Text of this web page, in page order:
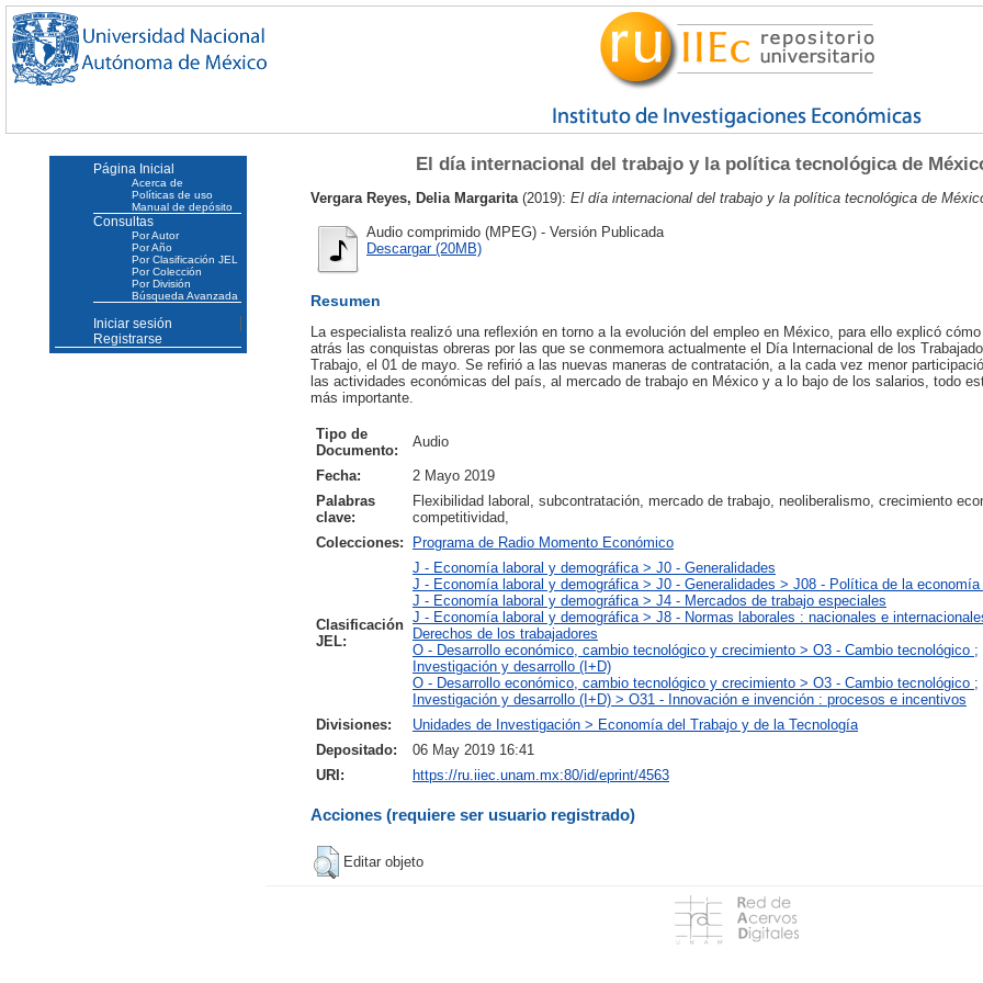
El día internacional del trabajo y la política tecnológica de
Vergara Reyes, Delia Margarita (2019): El día internacional del trabajo y la política tecnológica de
Audio comprimido (MPEG) - Versión Publicada
Descargar (20MB)
Resumen
La especialista realizó una reflexión en torno a la evolución del empleo en México, para ello explicó
atrás las conquistas obreras por las que se conmemora actualmente el Día Internacional de los
Trabajo, el 01 de mayo. Se refirió a las nuevas maneras de contratación, a la cada vez menor
las actividades económicas del país, al mercado de trabajo en México y a lo bajo de los salarios, todo
más importante.
Tipo de
Documento:
Audio
Fecha:
2 Mayo 2019
Palabras
clave:
Flexibilidad laboral, subcontratación, mercado de trabajo, neoliberalismo, crecimiento
competitividad,
Colecciones:
Programa de Radio Momento Económico
Clasificación
JEL:
J - Economía laboral y demográfica > J0 - Generalidades
J - Economía laboral y demográfica > J0 - Generalidades > J08 - Política de la economía
J - Economía laboral y demográfica > J4 - Mercados de trabajo especiales
J - Economía laboral y demográfica > J8 - Normas laborales : nacionales e
Derechos de los trabajadores
O - Desarrollo económico, cambio tecnológico y crecimiento > O3 - Cambio tecnológico ;
Investigación y desarrollo (I+D)
O - Desarrollo económico, cambio tecnológico y crecimiento > O3 - Cambio tecnológico ;
Investigación y desarrollo (I+D) > O31 - Innovación e invención : procesos e incentivos
Divisiones:
Unidades de Investigación > Economía del Trabajo y de la Tecnología
Depositado:
06 May 2019 16:41
URI:
https://ru.iiec.unam.mx:80/id/eprint/4563
Acciones (requiere ser usuario registrado)
Editar objeto
Página Inicial
Acerca de
Políticas de uso
Manual de depósito
Consultas
Por Autor
Por Año
Por Clasificación JEL
Por Colección
Por División
Búsqueda Avanzada
Iniciar sesión
Registrarse